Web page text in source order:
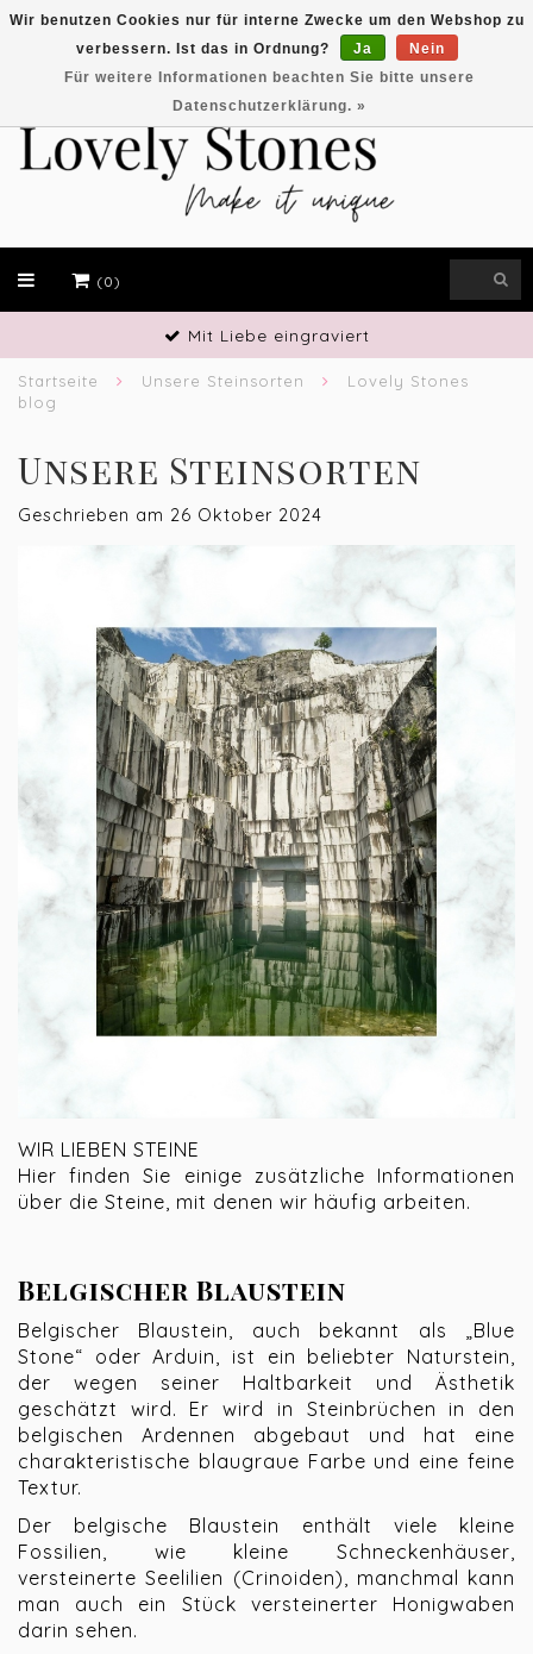
EUR
(0)
Handwerkliches Geschick
Startseite Unsere Steinsorten
Lovely Stones
blog
Unsere Steinsorten
Geschrieben am 26 Oktober 2024
WIR LIEBEN STEINE
Hier finden Sie einige zusätzliche Informationen
über die Steine, mit denen wir häufig arbeiten.
Belgischer Blaustein
Belgischer Blaustein, auch bekannt als „Blue
Stone“ oder Arduin, ist ein beliebter Naturstein,
der wegen seiner Haltbarkeit und Ästhetik
geschätzt wird. Er wird in Steinbrüchen in den
belgischen Ardennen abgebaut und hat eine
charakteristische blaugraue Farbe und eine feine
Textur.
Der belgische Blaustein enthält viele kleine
Fossilien, wie kleine Schneckenhäuser,
versteinerte Seelilien (Crinoiden), manchmal kann
man auch ein Stück versteinerter Honigwaben
darin sehen.
Wir benutzen Cookies nur für interne Zwecke um den Webshop zu
verbessern. Ist das in Ordnung?
Ja
Nein
Für weitere Informationen beachten Sie bitte unsere
Datenschutzerklärung. »